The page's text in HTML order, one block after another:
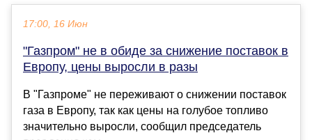
17:00, 16 Июн
"Газпром" не в обиде за снижение поставок в
Европу, цены выросли в разы
В "Газпроме" не переживают о снижении поставок
газа в Европу, так как цены на голубое топливо
значительно выросли, сообщил председатель